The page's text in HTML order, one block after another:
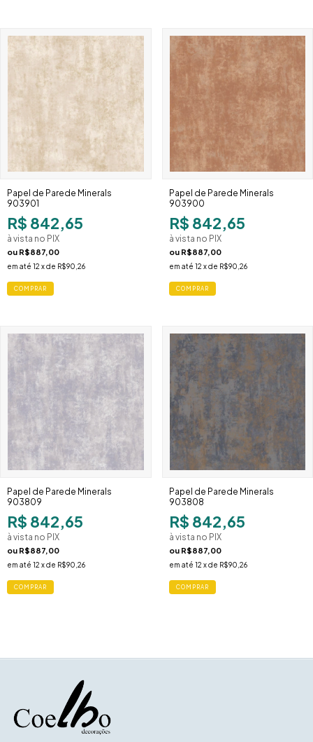
Papel de Parede Minerals
903901
R$ 842,65
à vista no PIX
ou R$887,00
em até 12 x de R$90,26
Papel de Parede Minerals
903900
R$ 842,65
à vista no PIX
ou R$887,00
em até 12 x de R$90,26
Papel de Parede Minerals
903809
R$ 842,65
à vista no PIX
ou R$887,00
em até 12 x de R$90,26
Papel de Parede Minerals
903808
R$ 842,65
à vista no PIX
ou R$887,00
em até 12 x de R$90,26